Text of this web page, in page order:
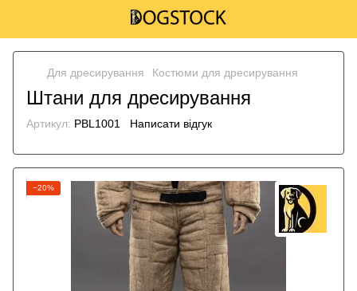
Для дресирування Костюми для дресирування
Штани для дресирування
Артикул: PBL1001 Написати відгук
−20%